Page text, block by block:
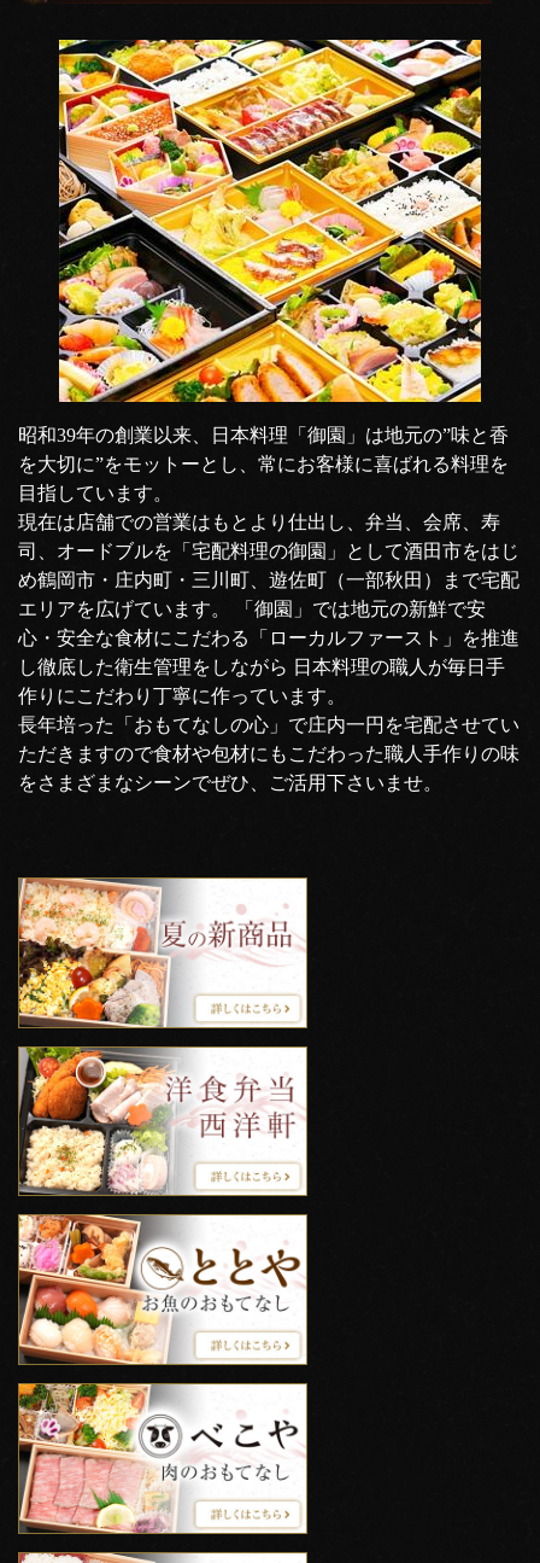
昭和39年の創業以来、日本料理「御園」は地元の”味と香
を大切に”をモットーとし、常にお客様に喜ばれる料理を
目指しています。
現在は店舗での営業はもとより仕出し、弁当、会席、寿
司、オードブルを「宅配料理の御園」として酒田市をはじ
め鶴岡市・庄内町・三川町、遊佐町（一部秋田）まで宅配
エリアを広げています。 「御園」では地元の新鮮で安
心・安全な食材にこだわる「ローカルファースト」を推進
し徹底した衛生管理をしながら 日本料理の職人が毎日手
作りにこだわり丁寧に作っています。
長年培った「おもてなしの心」で庄内一円を宅配させてい
ただきますので食材や包材にもこだわった職人手作りの味
をさまざまなシーンでぜひ、ご活用下さいませ。